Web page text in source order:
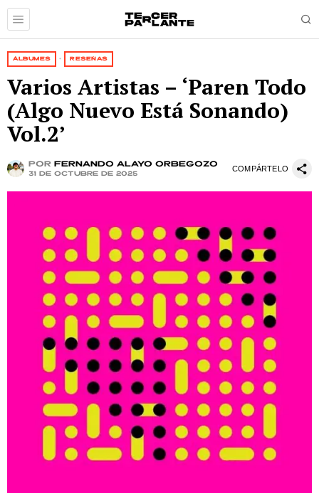
ÁLBUMES · RESEÑAS
Varios Artistas – ‘Paren Todo
(Algo Nuevo Está Sonando)
Vol.2’
por Fernando Alayo Orbegozo
31 de octubre de 2025
COMPÁRTELO